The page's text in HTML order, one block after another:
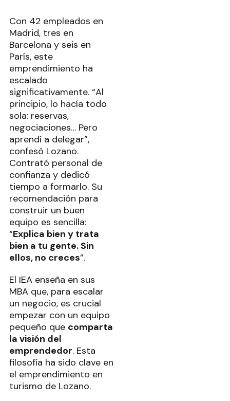
Con 42 empleados en
Madrid, tres en
Barcelona y seis en
París, este
emprendimiento ha
escalado
significativamente. “Al
principio, lo hacía todo
sola: reservas,
negociaciones… Pero
aprendí a delegar”,
confesó Lozano.
Contrató personal de
confianza y dedicó
tiempo a formarlo. Su
recomendación para
construir un buen
equipo es sencilla:
“Explica bien y trata
bien a tu gente. Sin
ellos, no creces”.
El IEA enseña en sus
MBA que, para escalar
un negocio, es crucial
empezar con un equipo
pequeño que comparta
la visión del
emprendedor. Esta
filosofía ha sido clave en
el emprendimiento en
turismo de Lozano.